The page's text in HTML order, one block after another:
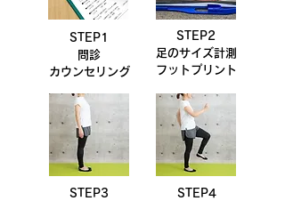
STEP1
問診
カウンセリング
STEP3
STEP2
足のサイズ計測
フットプリント
STEP4